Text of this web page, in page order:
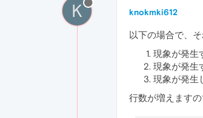
K knokmki612
以下の場合で、
現象が発生
現象が発生
現象が発生
行数が増えます